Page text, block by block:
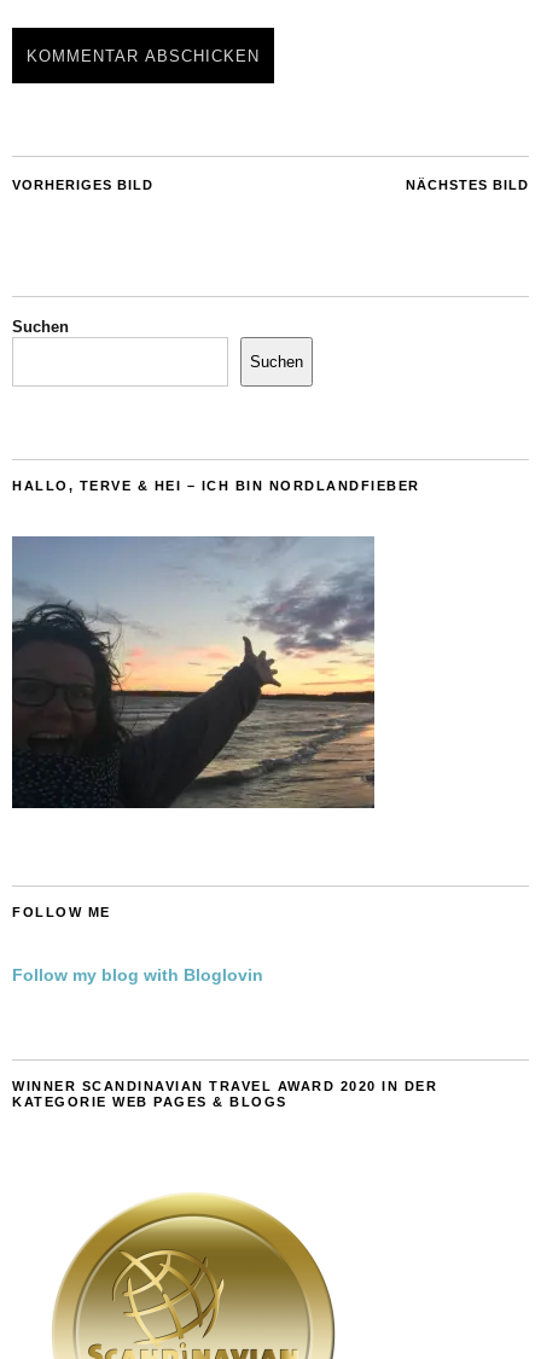
NÄCHSTES BILD
VORHERIGES BILD
Suchen
Suchen
HALLO, TERVE & HEI – ICH BIN NORDLANDFIEBER
FOLLOW ME
Follow my blog with Bloglovin
WINNER SCANDINAVIAN TRAVEL AWARD 2020 IN DER
KATEGORIE WEB PAGES & BLOGS